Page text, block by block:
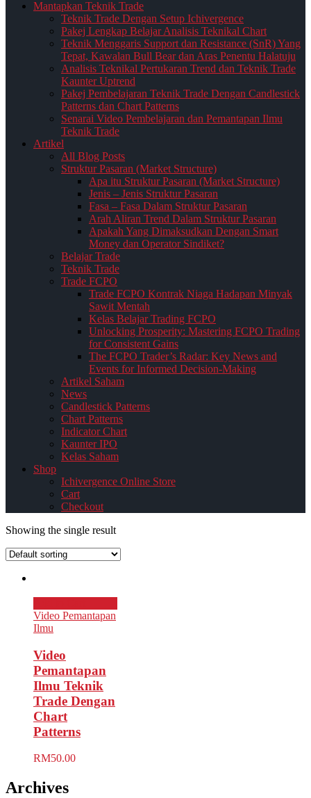
Mantapkan Teknik Trade
Teknik Trade Dengan Setup Ichivergence
Pakej Lengkap Belajar Analisis Teknikal Chart
Teknik Menggaris Support dan Resistance (SnR) Yang
Tepat, Kawalan Bull Bear dan Aras Penentu Halatuju
Analisis Teknikal Pertukaran Trend dan Teknik Trade
Kaunter Uptrend
Pakej Pembelajaran Teknik Trade Dengan Candlestick
Patterns dan Chart Patterns
Senarai Video Pembelajaran dan Pemantapan Ilmu
Teknik Trade
Artikel
All Blog Posts
Struktur Pasaran (Market Structure)
Apa itu Struktur Pasaran (Market Structure)
Jenis – Jenis Struktur Pasaran
Fasa – Fasa Dalam Struktur Pasaran
Arah Aliran Trend Dalam Struktur Pasaran
Apakah Yang Dimaksudkan Dengan Smart
Money dan Operator Sindiket?
Belajar Trade
Teknik Trade
Trade FCPO
Trade FCPO Kontrak Niaga Hadapan Minyak
Sawit Mentah
Kelas Belajar Trading FCPO
Unlocking Prosperity: Mastering FCPO Trading
for Consistent Gains
The FCPO Trader’s Radar: Key News and
Events for Informed Decision-Making
Artikel Saham
News
Candlestick Patterns
Chart Patterns
Indicator Chart
Kaunter IPO
Kelas Saham
Shop
Ichivergence Online Store
Cart
Checkout
Showing the single result
Video Pemantapan
Ilmu
Video
Pemantapan
Ilmu Teknik
Trade Dengan
Chart
Patterns
RM50.00
Archives